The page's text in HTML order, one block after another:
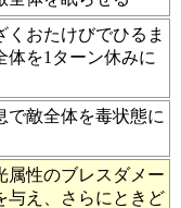
くおたけびでひるま
体を1ターン休みに
で敵全体を毒状態に
属性のブレスダメー
与え、さらにときど